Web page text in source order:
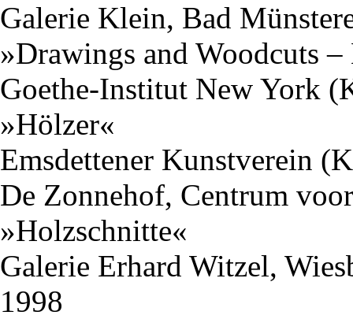
Galerie Klein, Bad
»Drawings and Woodcuts
Goethe-Institut New York
»Hölzer«
Emsdettener Kunstverein
De Zonnehof, Centrum
»Holzschnitte«
Galerie Erhard Witzel,
1998